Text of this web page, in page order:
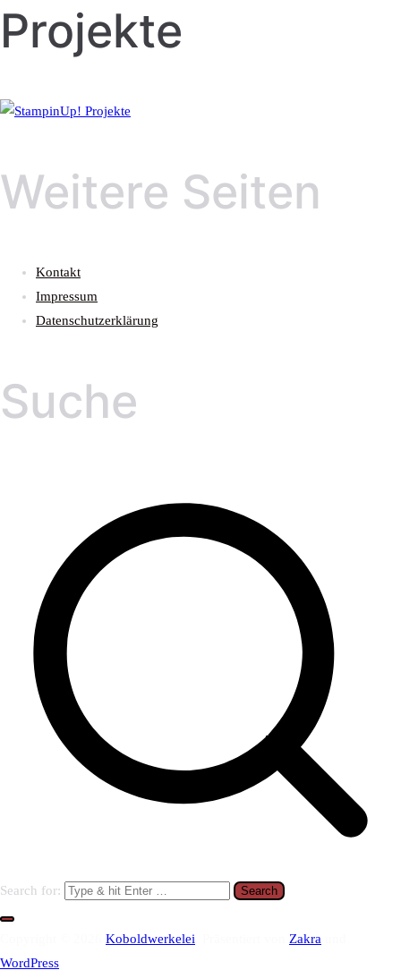
Projekte
Weitere Seiten
Kontakt
Impressum
Datenschutzerklärung
Suche
Search for:
Koboldwerkelei Zakra
WordPress